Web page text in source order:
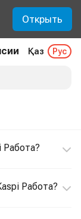
Открыть
Қаз Рус
Работа?
Работа?